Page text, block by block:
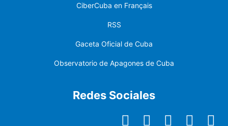
CiberCuba en Français
RSS
Gaceta Oficial de Cuba
Observatorio de Apagones de Cuba
Redes Sociales